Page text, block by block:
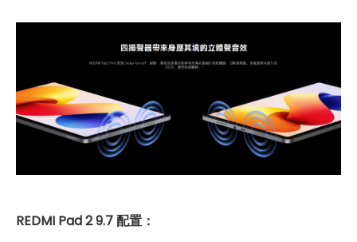
REDMI Pad 2 9.7 配置：